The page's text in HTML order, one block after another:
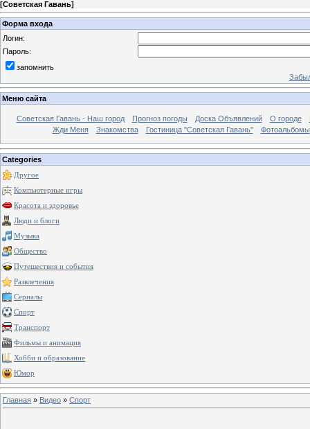
[Советская Гавань]
Форма входа
Логин:
Пароль:
запомнить
Меню сайта
Советская Гавань - Наш город Прогноз погоды Доска Объявлений О городе
Жди Меня
Знакомства Гостиница "Советская Гавань" Фотоальбомы
Categories
Другое
Компьютерные игры
Красота и здоровье
Люди и блоги
Музыка
Общество
Путешествия и события
Развлечения
Сериалы
Спорт
Транспорт
Фильмы и анимация
Хобби и образование
Юмор
Главная » Видео » Спорт